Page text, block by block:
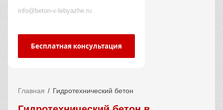
info@beton-v-lebyazhe.ru
Бесплатная консультация
Главная Гидротехнический бетон